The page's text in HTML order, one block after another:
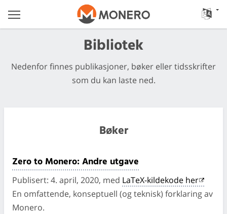
Bibliotek
Nedenfor finnes publikasjoner, bøker eller tidsskrifter
som du kan laste ned.
Bøker
Zero to Monero: Andre utgave
Publisert: 4. april, 2020, med LaTeX-kildekode her
En omfattende, konseptuell (og teknisk) forklaring av
Monero.